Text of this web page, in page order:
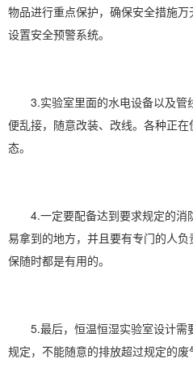
物品进行重点保护，确保安全措施
设置安全预警系统。
3.实验室里面的水电设备以及管
便乱接，随意改装、改线。各种正
态。
4.一定要配备达到要求规定的消
易拿到的地方，并且要有专门的人
保随时都是有用的。
5.最后，恒温恒湿实验室设计需
规定，不能随意的排放超过规定的废